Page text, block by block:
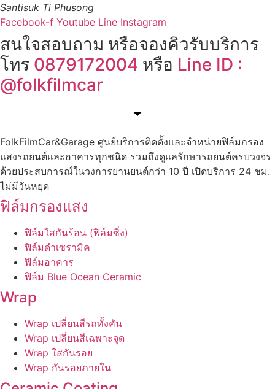
Santisuk Ti Phusong
Facebook-f Youtube Line Instagram
สนใจสอบถาม หรือจองคิวรับบริการ
โทร 0879172004 หรือ Line ID :
@folkfilmcar
FolkFilmCar&Garage ศูนย์บริการติดตั้งและจำหน่ายฟิล์มกรอง
แสงรถยนต์และอาคารทุกชนิด รวมถึงดูแลรักษารถยนต์ครบวงจร
ด้วยประสบการณ์ในวงการยานยนต์กว่า 10 ปี เปิดบริการ 24 ชม.
ไม่มีวันหยุด
ฟิล์มกรองแสง
ฟิล์มใสกันร้อน (ฟิล์มซิ่ง)
ฟิล์มดำเซรามิค
ฟิล์มอาคาร
ฟิล์ม Blue Ocean Ceramic
Wrap
Wrap เปลี่ยนสีรถทั้งคัน
Wrap เปลี่ยนสีเฉพาะจุด
Wrap ใสกันรอย
Wrap กันรอยภายใน